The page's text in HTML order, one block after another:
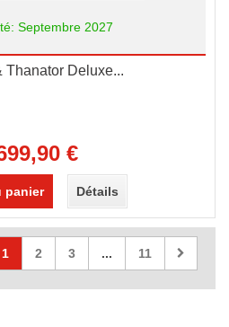
Septembre 2027
Thanator Deluxe...
€
panier Détails
1 2 3 ... 11